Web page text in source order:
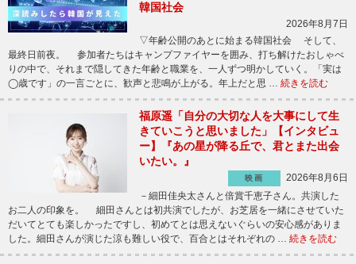
韓国社会
2026年8月7日
▽年齢公開のあとに始まる韓国社会 そして、
最終日前夜。 参加者たちはキャンプファイヤーを囲み、打ち解けたおしゃべ
りの中で、それまで隠してきた年齢と職業を、一人ずつ明かしていく。「実は
◯歳です」の一言ごとに、歓声と悲鳴が上がる。年上だと思 … 続きを読む
福原遥「自分の大切な人を大事にして生
きていこうと思いました」【インタビュ
ー】『あの星が降る丘で、君とまた出会
いたい。』
映画
2026年8月6日
－細田佳央太さんと倍賞千恵子さん。共演した
お二人の印象を。 細田さんとは初共演でしたが、お芝居を一緒にさせていた
だいてとても楽しかったですし、初めてとは思えないぐらいの安心感がありま
した。細田さんが演じた涼も難しい役で、百合とはそれぞれの … 続きを読む